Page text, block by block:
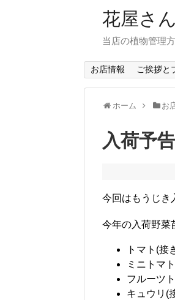
花屋さ
当店の植物管理
お店情報 ご挨拶と
ホーム お
入荷予
今回はもうじき
今年の入荷野菜
トマト(接
ミニトマ
フルーツ
キュウリ(